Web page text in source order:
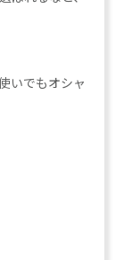
いでもオシャ